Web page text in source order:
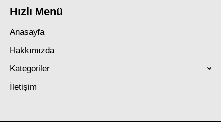
Hızlı Menü
Anasayfa
Hakkımızda
Kategoriler
İletişim